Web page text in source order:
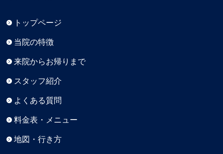
トップページ
当院の特徴
来院からお帰りまで
スタッフ紹介
よくある質問
料金表・メニュー
地図・行き方